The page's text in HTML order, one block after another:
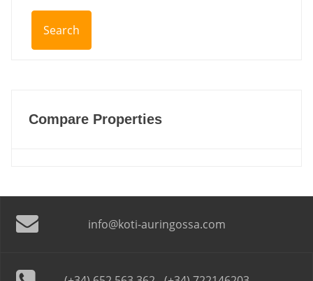
Compare Properties
info@koti-auringossa.com